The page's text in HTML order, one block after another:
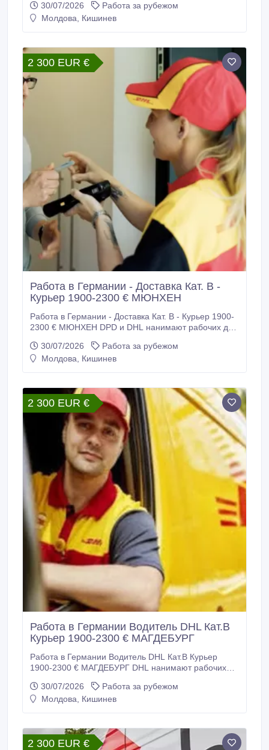
курьеры категории В для доставки посылок.
Требования: - Возраст до 45 лет - Физически
30/07/2026
Работа за рубежом
Молдова, Кишинев
2 300 EUR €
Работа в Германии - Доставка Кат. В -
Курьер 1900-2300 € МЮНХЕН
Работа в Германии - Доставка Кат. В - Курьер 1900-
2300 € МЮНХЕН DPD и DHL нанимают рабочих для
курьеры категории В для доставки посылок.
Требования: - Возраст до 45 лет - Физически
Болгарский паспорт - Литовский паспорт -
Румынский паспорт - Серьезность - Пунктуальность
Мы предлагаем Вам: - Легальный трудовой договор
Напрямую от компании - Официальная зарплата:
1900-2300 euro - Проживание (помогаем) -
Транспорт только до 3, 5 тонн - Практика 3 - 10 дней
- Вам нужен только опыт вождения.
30/07/2026
Работа за рубежом
Молдова, Кишинев
2 300 EUR €
Работа в Германии Водитель DHL Кат.В
Курьер 1900-2300 € МАГДЕБУРГ
Работа в Германии Водитель DHL Кат.В Курьер
1900-2300 € МАГДЕБУРГ DHL нанимают рабочих
курьеры категории В для доставки посылок.
Требования: - Возраст до 45 лет - Физически
30/07/2026
Работа за рубежом
Молдова, Кишинев
2 300 EUR €